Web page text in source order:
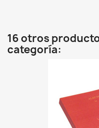
16 otros
categoría: